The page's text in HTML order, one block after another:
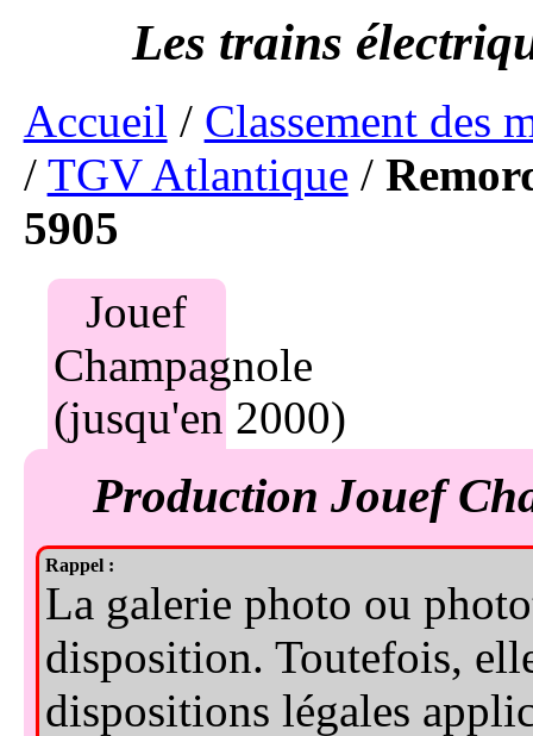
Accueil / Classement des
/ TGV Atlantique /
5905